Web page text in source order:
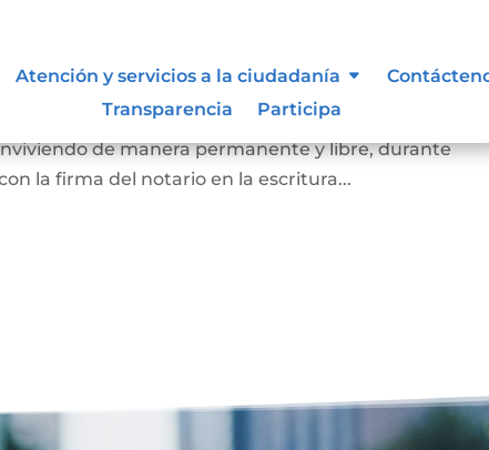
Atención y servicios a la ciudadanía
Transparencia
Participa
de Hecho
la existencia de la unión entre dos personas que,
de manera permanente y libre, durante
la firma del notario en la escritura...